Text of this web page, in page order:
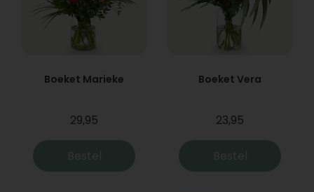
Boeket Marieke
29,95
Bestel
Boeket Vera
23,95
Bestel